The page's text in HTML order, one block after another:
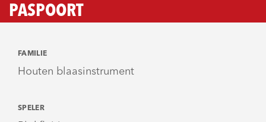
PASPOORT
FAMILIE
Houten blaasinstrument
SPELER